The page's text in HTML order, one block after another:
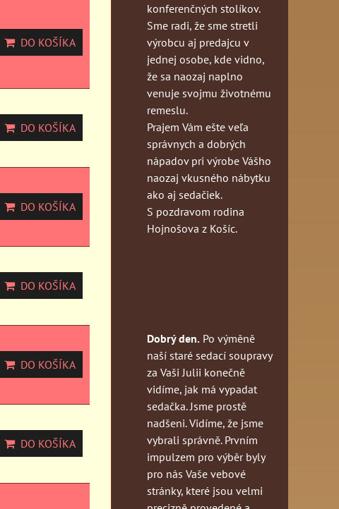
DO KOŠÍKA
DO KOŠÍKA
DO KOŠÍKA
DO KOŠÍKA
DO KOŠÍKA
DO KOŠÍKA
konferenčných stolíkov.
Sme radi, že sme stretli
výrobcu aj predajcu v
jednej osobe, kde vidno,
že sa naozaj naplno
venuje svojmu životnému
remeslu.
Prajem Vám ešte veľa
správnych a dobrých
nápadov pri výrobe Vášho
naozaj vkusného nábytku
ako aj sedačiek.
S pozdravom rodina
Hojnošova z Košíc.
Dobrý den. Po výměně
naší staré sedací soupravy
za Vaši Julii konečně
vidíme, jak má vypadat
sedačka. Jsme prostě
nadšeni. Vidíme, že jsme
vybrali správně. Prvním
impulzem pro výběr byly
pro nás Vaše vebové
stránky, které jsou velmi